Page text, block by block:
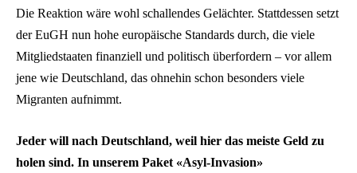
Die Reaktion wäre wohl schallendes Gelächter. Stattdessen setzt
der EuGH nun hohe europäische Standards durch, die viele
Mitgliedstaaten finanziell und politisch überfordern – vor allem
jene wie Deutschland, das ohnehin schon besonders viele
Migranten aufnimmt.
Jeder will nach Deutschland, weil hier das meiste Geld zu
holen sind. In unserem Paket «Asyl-Invasion»